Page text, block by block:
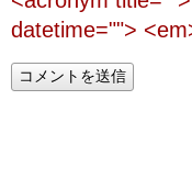
datetime="">